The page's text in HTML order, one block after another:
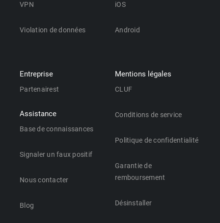
VPN
Violation de données
iOS
Android
Entreprise
Partenairest
Assistance
Base de connaissances
Signaler un faux positif
Nous contacter
Blog
Mentions légales
CLUF
Conditions de service
Politique de confidentialité
Garantie de
remboursement
Désinstaller